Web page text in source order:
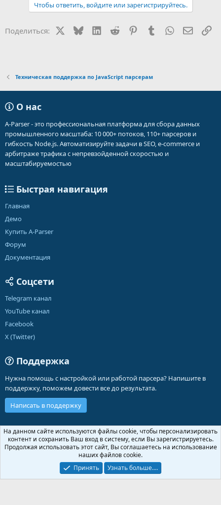
и
Чтобы ответить, войдите или зарегистрируйтесь.
Поделиться: BlueskyLinkedIn
Reddit PinterestTumblr WhatsApp
Техническая поддержка по JavaScript парсерам
О нас
A-Parser - это профессиональная платформа для сбора данных
промышленного масштаба: 10 000+ потоков, 110+ парсеров и
гибкость Node.js. Автоматизируйте задачи в SEO, e-commerce и
арбитраже трафика с непревзойденной скоростью и
масштабируемостью
Быстрая навигация
Главная
Демо
Купить A-Parser
Форум
Документация
Соцсети
Telegram канал
YouTube канал
Facebook
X (Twitter)
Поддержка
Нужна помощь с настройкой или работой парсера? Напишите в
поддержку, поможем довести все до результата.
Написать в поддержку
Russian (RU)
Обратная связь
Условия и правила
Политика конфиденциальности
Помощь
Community platform by XenForo ® © 2010-2026 XenForo Ltd.
На данном сайте используются файлы cookie, чтобы персонализировать
контент и сохранить Ваш вход в систему, если Вы зарегистрируетесь.
Продолжая использовать этот сайт, Вы соглашаетесь на использование
наших файлов cookie.
Принять
Узнать больше.…